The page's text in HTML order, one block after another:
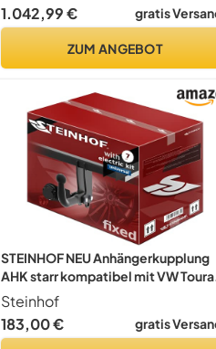
13320747
1.042,99 €
gratis
ZUM ANGEBOT
STEINHOF NEU Anhängerkupplung
AHK starr kompatibel mit VW
1T Minivan 03.2003-09.2015 mit 7-
polig Universal-Elektrosatz
Steinhof
183,00 €
gratis